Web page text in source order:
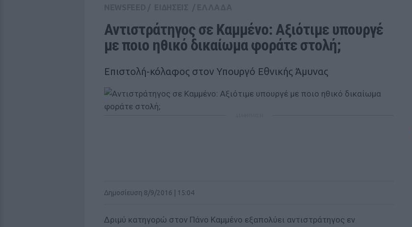
Αντιστράτηγος σε Καμμένο: Αξιότιμε υπουργέ
με ποιο ηθικό δικαίωμα φοράτε στολή;
Επιστολή-κόλαφος στον Υπουργό Εθνικής Άμυνας
Δημοσίευση 8/9/2016 | 15:04
Δριμύ κατηγορώ στον Πάνο Καμμένο εξαπολύει αντιστράτηγος εν